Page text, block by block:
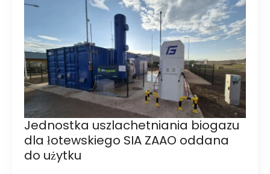
Jednostka uszlachetniania biogazu
dla łotewskiego SIA ZAAO oddana
do użytku